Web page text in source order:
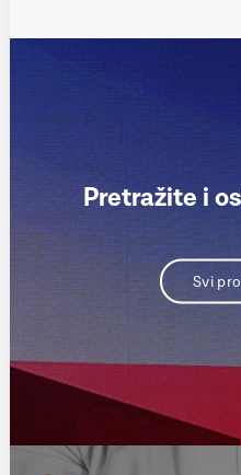
Pretražite i
Svi